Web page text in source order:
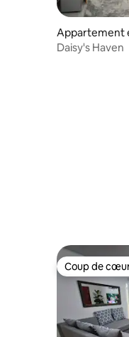
Appartement
Gaborone
Daisy's Haven
Coup de
Coup de